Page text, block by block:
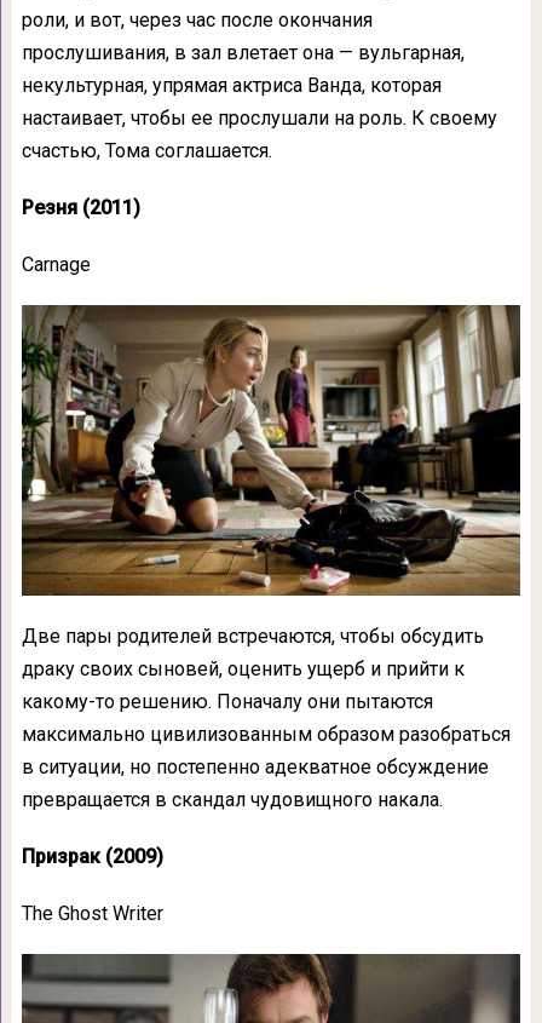
роли, и вот, через час после окончания
прослушивания, в зал влетает она — вульгарная,
некультурная, упрямая актриса Ванда, которая
настаивает, чтобы ее прослушали на роль. К своему
счастью, Тома соглашается.
Резня (2011)
Carnage
Две пары родителей встречаются, чтобы обсудить
драку своих сыновей, оценить ущерб и прийти к
какому-то решению. Поначалу они пытаются
максимально цивилизованным образом разобраться
в ситуации, но постепенно адекватное обсуждение
превращается в скандал чудовищного накала.
Призрак (2009)
The Ghost Writer